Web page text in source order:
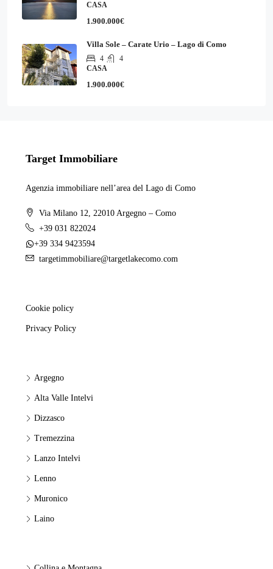
CASA
1.900.000€
Villa Sole – Carate Urio – Lago di Como
4
4
CASA
1.900.000€
Target Immobiliare
Agenzia immobiliare nell’area del Lago di Como
Via Milano 12, 22010 Argegno – Como
+39 031 822024
+39 334 9423594
targetimmobiliare@targetlakecomo.com
Cookie policy
Privacy Policy
Argegno
Alta Valle Intelvi
Dizzasco
Tremezzina
Lanzo Intelvi
Lenno
Muronico
Laino